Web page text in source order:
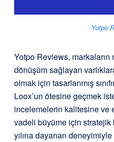
Yotpo
Yotpo Reviews,
dönüşüm sağlayan
olmak için tasarlanmış
Loox’un ötesine geçmek
incelemelerin kalitesine ve
vadeli büyüme için stratejik
yılına dayanan